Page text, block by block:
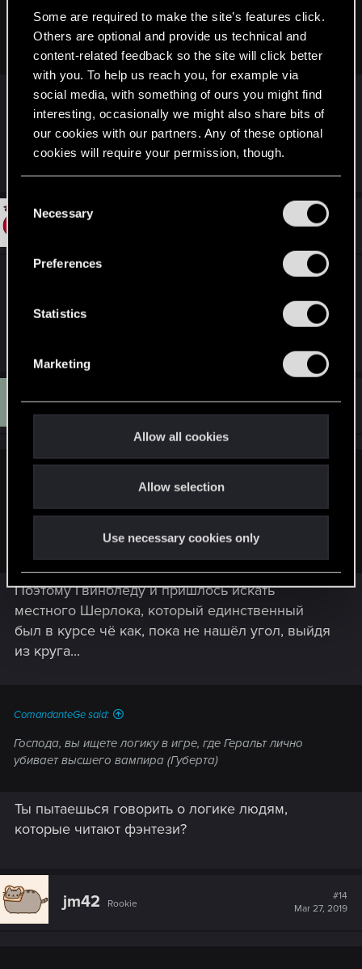
Some are required to make the site’s features click.
Others are optional and provide us technical and
content-related feedback so the site will click better
with you. To help us reach you, for example via
social media, with something of ours you might find
interesting, occasionally we might also share bits of
our cookies with our partners. Any of these optional
cookies will require your permission, though.
and tweak your preferences regarding them in the
Necessary
Preferences
Statistics
Marketing
Allow all cookies
Allow selection
Use necessary cookies only
и не осталось ли там ещё. И это, напомню, те же тёлки,
которые при первой возможности полезли арканить
Джина.
я думаю, они точно знали, что это, раз
уверены, что ничем помочь не смогут
однозначно. у Геральта договор с Гюнтером 1
на 1, и никакой помощи тут не может быть
ComandanteGe
Господа, вы ищете логику в игре, где Геральт
лично убивает высшего вампира (Губерта)
e
a
:
M Maximilian_I
#13
Mar 27, 2019
я думаю, они точно знали, что это, раз уверены, что
с Гюнтером 1 на 1, и никакой помощи тут не может быть
Поэтому Гвинблёду и пришлось искать
местного Шерлока, который единственный
был в курсе чё как, пока не нашёл угол, выйдя
из круга...
ComandanteGe said:
Господа, вы ищете логику в игре, где Геральт лично
убивает высшего вампира (Губерта)
Ты пытаешься говорить о логике людям,
которые читают фэнтези?
jm42 Rookie
#14
Mar 27, 2019